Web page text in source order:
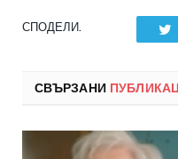
СПОДЕЛИ.
СВЪРЗАНИ